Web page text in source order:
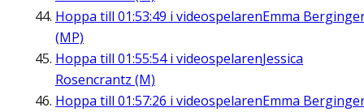
Hoppa till 01:53:49 i videospelarenEmma
(MP)
Hoppa till 01:55:54i videospelarenJessica
Rosencrantz (M)
Hoppa till 01:57:26 i videospelarenEmma